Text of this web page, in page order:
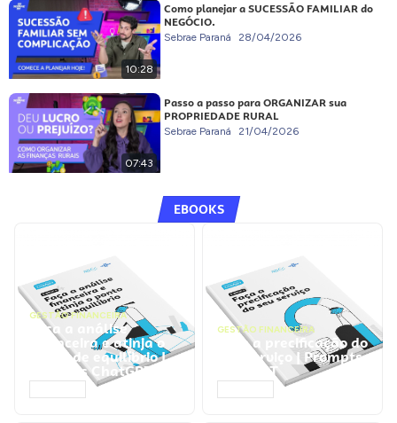
10:28
Como planejar a SUCESSÃO FAMILIAR do
NEGÓCIO.
Sebrae Paraná 28/04/2026
07:43
Passo a passo para ORGANIZAR sua
PROPRIEDADE RURAL
Sebrae Paraná 21/04/2026
EBOOKS
GESTÃO FINANCEIRA
Faça a análise
financeira e atinja o
ponto de equilíbrio |
Prompts ChatGPT
GESTÃO FINANCEIRA
Faça a precificação do
seu serviço | Prompts
ChatGPT